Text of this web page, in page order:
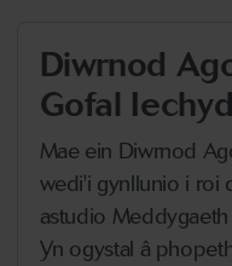
Diwrnod
Gofal Iechyd
Mae ein Diwrnod
wedi'i gynllunio i roi
astudio
Yn ogystal â